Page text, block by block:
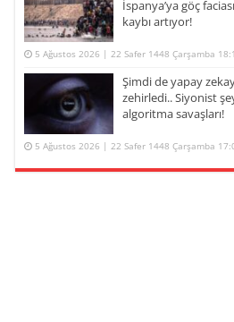
İspanya’ya göç
kaybı artıyor!
5 Ağustos 2026 | 22 Safer 1448 Çarşamba
Şimdi de yapay
zehirledi.. Siyonist
algoritma savaşları!
5 Ağustos 2026 | 22 Safer 1448 Çarşamba